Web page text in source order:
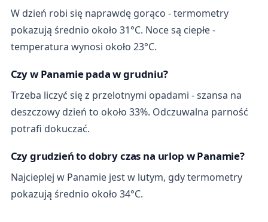
W dzień robi się naprawdę gorąco - termometry
pokazują średnio około 31°C. Noce są ciepłe -
temperatura wynosi około 23°C.
Czy w Panamie pada w grudniu?
Trzeba liczyć się z przelotnymi opadami - szansa na
deszczowy dzień to około 33%. Odczuwalna parność
potrafi dokuczać.
Czy grudzień to dobry czas na urlop w Panamie?
Najcieplej w Panamie jest w lutym, gdy termometry
pokazują średnio około 34°C.